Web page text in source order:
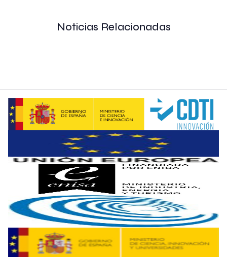
Eugenio Mallol.-Sois la primera granja de ovino de
Alberto García Torés.- Hemos participado en casi una
Lo primero que me suscita la polémica
Alberto García Torés.- Lo que ha dicho el ministro es
Eugenio Mallol.-El modelo se debe cuestionar antes de
Alberto García Torés.-La legislación europea es muy
Noticias Relacionadas